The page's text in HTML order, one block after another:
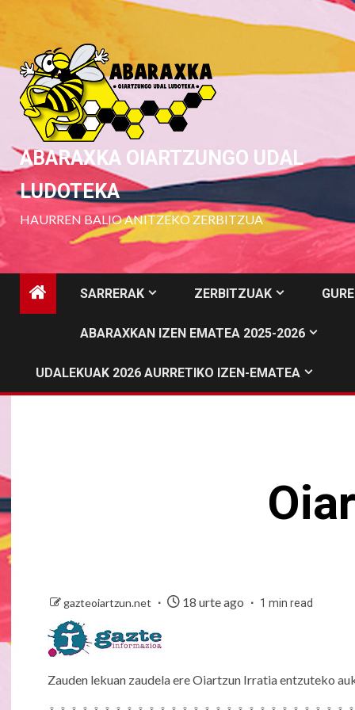
to
content
ABARAXKA OIARTZUNGO UDAL
LUDOTEKA
HAURREN BALIO ANITZEKO ZERBITZUA
SARRERAK ZERBITZUAK
ABARAXKAN IZEN EMATEA 2025-2026
UDALEKUAK 2026 AURRETIKO IZEN-EMATEA
gazteoiartzun.net 18 urte ago 1 min read
Zauden lekuan zaudela ere Oiartzun Irratia entzuteko